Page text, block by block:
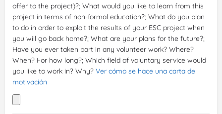
offer to the project)?; What would you like to learn from this
project in terms of non-formal education?; What do you plan
to do in order to exploit the results of your ESC project when
you will go back home?; What are your plans for the future?;
Have you ever taken part in any volunteer work? Where?
When? For how long?; Which field of voluntary service would
you like to work in? Why? Ver cómo se hace una carta de
motivación